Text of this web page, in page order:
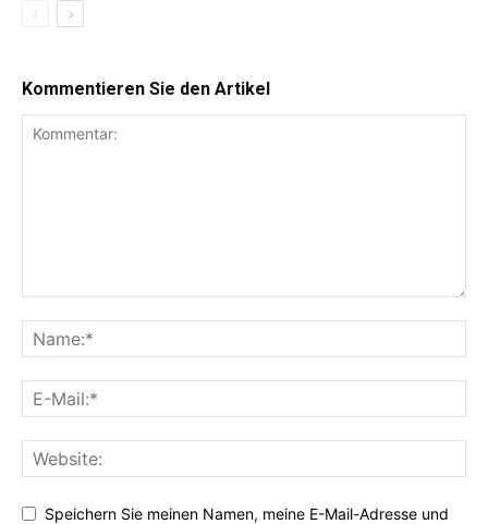
Kommentieren Sie den Artikel
Speichern Sie meinen Namen, meine E-Mail-Adresse und